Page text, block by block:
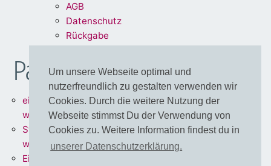
Um unsere Webseite optimal und
nutzerfreundlich zu gestalten verwenden wir
Cookies. Durch die weitere Nutzung der
Webseite stimmst Du der Verwendung von
Cookies zu. Weitere Information findest du in
unserer Datenschutzerklärung.
AGB
Datenschutz
Rückgabe
Partnershops
einfärbbare Meterware =
www.stoff.love
Stoffe + Schnittmuster =
www.schnoffle.de
Eigene Stoffe = www.stoff-